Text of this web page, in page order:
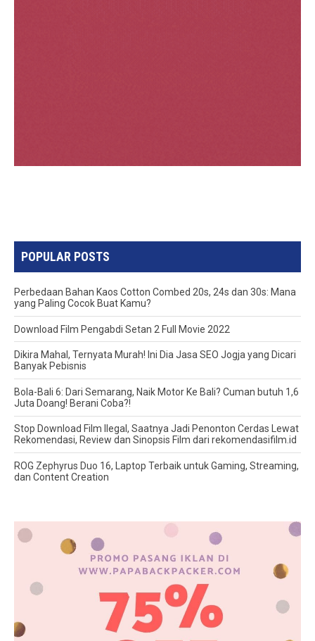
POPULAR POSTS
Perbedaan Bahan Kaos Cotton Combed 20s, 24s dan 30s: Mana
yang Paling Cocok Buat Kamu?
Download Film Pengabdi Setan 2 Full Movie 2022
Dikira Mahal, Ternyata Murah! Ini Dia Jasa SEO Jogja yang Dicari
Banyak Pebisnis
Bola-Bali 6: Dari Semarang, Naik Motor Ke Bali? Cuman butuh 1,6
Juta Doang! Berani Coba?!
Stop Download Film Ilegal, Saatnya Jadi Penonton Cerdas Lewat
Rekomendasi, Review dan Sinopsis Film dari rekomendasifilm.id
ROG Zephyrus Duo 16, Laptop Terbaik untuk Gaming, Streaming,
dan Content Creation